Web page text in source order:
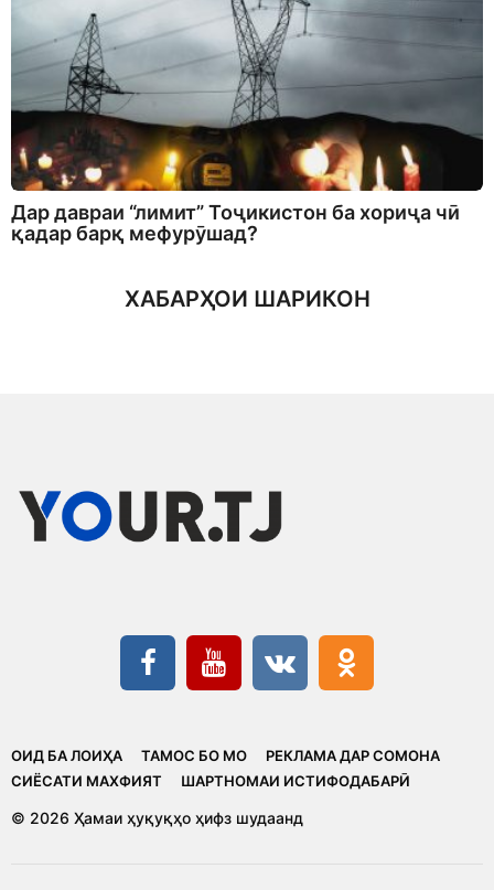
Дар давраи “лимит” Тоҷикистон ба хориҷа чӣ
қадар барқ мефурӯшад?
ХАБАРҲОИ ШАРИКОН
ОИД БА ЛОИҲА ТАМОС БО МО
РЕКЛАМА ДАР СОМОНА
CИЁСАТИ МАХФИЯТ
ШАРТНОМАИ ИСТИФОДАБАРӢ
© 2026 Ҳамаи ҳуқуқҳо ҳифз шудаанд